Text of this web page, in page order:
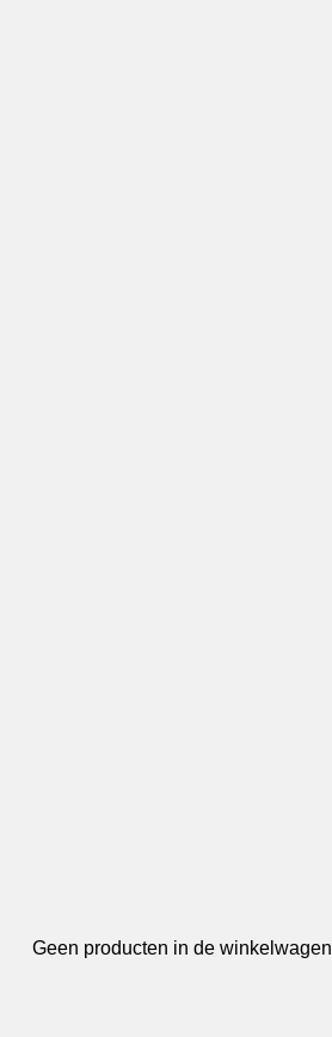
Geen producten in de